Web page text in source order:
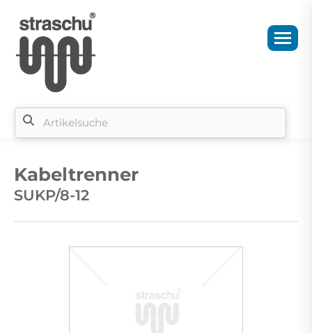
Kabeltrenner
SUKP/8-12